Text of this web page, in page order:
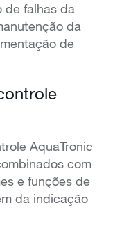
de falhas da
da
de
AquaTronic
com
e funções de
da indicação